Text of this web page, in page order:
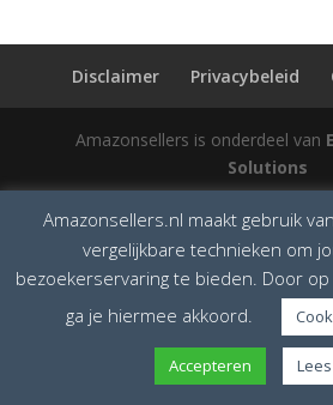
Disclaimer Privacybeleid
Amazonsellers is onderdeel van
Solutions
Amazonsellers.nl maakt gebruik
vergelijkbare technieken om
bezoekerservaring te bieden. Door op
ga je hiermee akkoord.
Accepteren